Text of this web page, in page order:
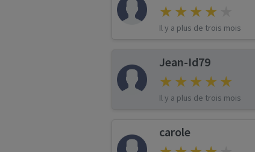
Il y a plus de trois mois
Jean-Id79
Il y a plus de trois mois
carole